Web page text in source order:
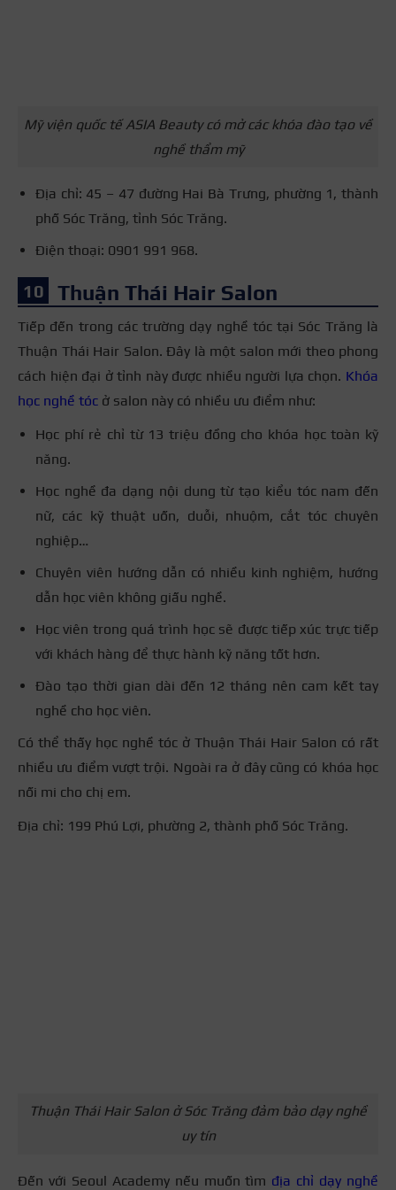
Mỹ viện quốc tế ASIA Beauty có mở các khóa đào tạo về
nghề thẩm mỹ
Địa chỉ: 45 – 47 đường Hai Bà Trưng, phường 1, thành
phố Sóc Trăng, tỉnh Sóc Trăng.
Điện thoại: 0901 991 968.
Thuận Thái Hair Salon
Tiếp đến trong các trường dạy nghề tóc tại Sóc Trăng là
Thuận Thái Hair Salon. Đây là một salon mới theo phong
cách hiện đại ở tỉnh này được nhiều người lựa chọn. Khóa
học nghề tóc ở salon này có nhiều ưu điểm như:
Học phí rẻ chỉ từ 13 triệu đồng cho khóa học toàn kỹ
năng.
Học nghề đa dạng nội dung từ tạo kiểu tóc nam đến
nữ, các kỹ thuật uốn, duỗi, nhuộm, cắt tóc chuyên
nghiệp…
Chuyên viên hướng dẫn có nhiều kinh nghiệm, hướng
dẫn học viên không giấu nghề.
Học viên trong quá trình học sẽ được tiếp xúc trực tiếp
với khách hàng để thực hành kỹ năng tốt hơn.
Đào tạo thời gian dài đến 12 tháng nên cam kết tay
nghề cho học viên.
Có thể thấy học nghề tóc ở Thuận Thái Hair Salon có rất
nhiều ưu điểm vượt trội. Ngoài ra ở đây cũng có khóa học
nối mi cho chị em.
Địa chỉ: 199 Phú Lợi, phường 2, thành phố Sóc Trăng.
Thuận Thái Hair Salon ở Sóc Trăng đảm bảo dạy nghề
uy tín
Đến với Seoul Academy nếu muốn tìm địa chỉ dạy nghề